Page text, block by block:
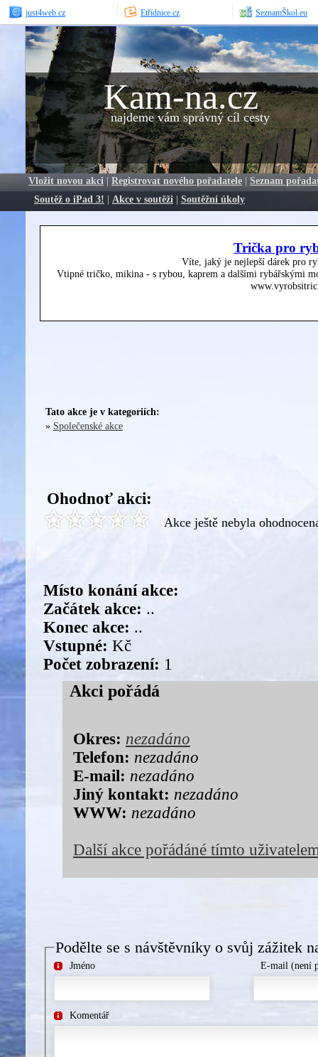
just4web.cz Etřídnice.cz SeznamŠkol.eu
Kam-na.cz
najdeme vám správný cíl cesty
Vložit novou akci | Registrovat nového pořadatele | Seznam
Soutěž o iPad 3! | Akce v soutěži | Soutěžní úkoly
Trička pro
Víte, jaký je nejlepší dárek pro
Vtipné tričko, mikina - s rybou, kaprem a dalšími rybářskými
Tato akce je v kategoriích:
» Společenské akce
Ohodnoť akci:
Akce ještě nebyla
Místo konání akce:
Začátek akce: ..
Konec akce: ..
Vstupné: Kč
Počet zobrazení: 1
Akci pořádá
Okres: nezadáno
Telefon: nezadáno
E-mail: nezadáno
Jiný kontakt: nezadáno
WWW: nezadáno
Další akce pořádáné tímto
Podělte se s návštěvníky o svůj zážitek
Jméno E-mail (není
Komentář